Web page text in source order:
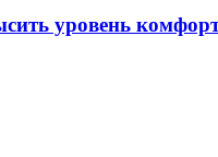
уровень